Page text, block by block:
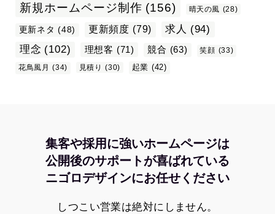
新規ホームページ制作 (156) 晴天の風 (28)
更新ネタ (48) 更新頻度 (79) 求人 (94)
理念 (102) 理想客 (71) 競合 (63) 笑顔 (33)
花鳥風月
(34) 見積り (30) 起業 (42)
集客や採用に強いホームページは
公開後のサポートが喜ばれている
ニゴロデザインにお任せください
しつこい営業は絶対にしません。